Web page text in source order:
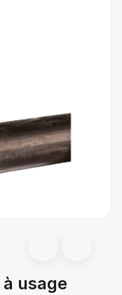
usage